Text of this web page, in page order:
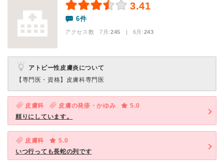
3.41
6件
アクセス数 7月:245 | 6月:243
アトピー性皮膚炎について
【専門医・資格】 皮膚科専門医
皮膚科 皮膚の発疹・かゆみ
5.0
頼りにしています。
皮膚科
5.0
いつ行っても長蛇の列です